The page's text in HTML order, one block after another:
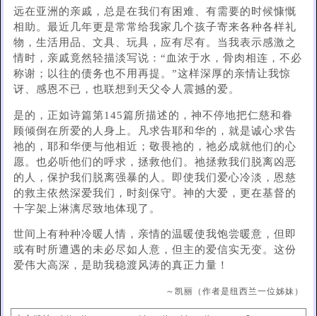
远在亚洲的亲戚，总是在我们有困难、有需要的时候慷慨
相助。最近几年更是常常给我家几个孩子寄来各种各样礼
物，生活用品、文具、玩具，应有尽有。当我表示感激之
情时，亲戚竟然轻描淡写说：“血浓于水，骨肉相连，不必
称谢；以往的债务也不用再提。”这样深厚的亲情让我惊
讶、感恩不已，也联想到天父令人震撼的爱。
是的，正如诗篇第145篇所描述的，神不停地把仁慈和眷
顾倾倒在所爱的人身上。凡求告耶和华的，就是诚心求告
祂的，耶和华便与他相近；敬畏祂的，祂必成就他们的心
愿。也必听他们的呼求，拯救他们。祂拯救我们脱离凶恶
的人，保护我们脱离强暴的人。即使我们爱心冷淡，恩慈
的救主依然深爱我们，时刻保守。神的大爱，更在基督的
十字架上淋漓尽致地体现了。
世间上有种种冷暖人情，亲情的温暖使我饱尝暖意，但即
或有时所遭遇的未必尽如人意，但主的爱信实无变。这份
爱伟大高深，是助我稳渡风涛的真正力量！
～凯丽（作者是纽西兰一位姊妹）